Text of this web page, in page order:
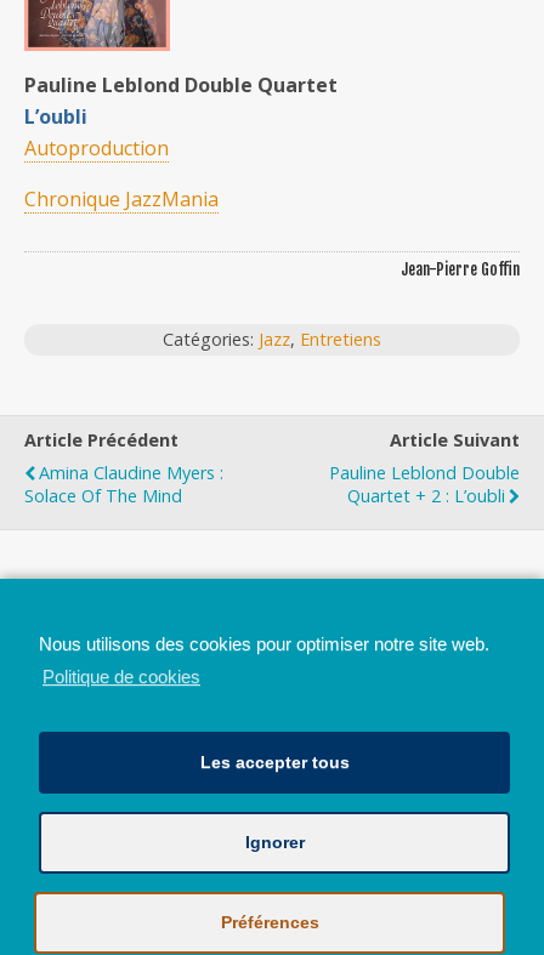
Pauline Leblond Double Quartet
L’oubli
Autoproduction
Chronique JazzMania
Jean-Pierre Goffin
Catégories: Jazz, Entretiens
Article Précédent
Amina Claudine Myers :
Solace Of The Mind
Article Suivant
Pauline Leblond Double
Quartet + 2 : L’oubli
Avec le soutien de la Province de Liège
© 2026 - Tous droits réservés - JazzMania
Politique en matière de confidentialité et de vie privée
Nous utilisons des cookies pour optimiser notre site web.
Politique de cookies
Les accepter tous
Ignorer
Préférences